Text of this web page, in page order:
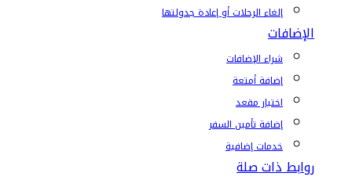
إلغاء الرحلات أو إعادة جدولتها
الإضافات
شراء الإضافات
إضافة أمتعة
اختيار مقعد
إضافة تأمين السفر
خدمات إضافية
روابط ذات صلة